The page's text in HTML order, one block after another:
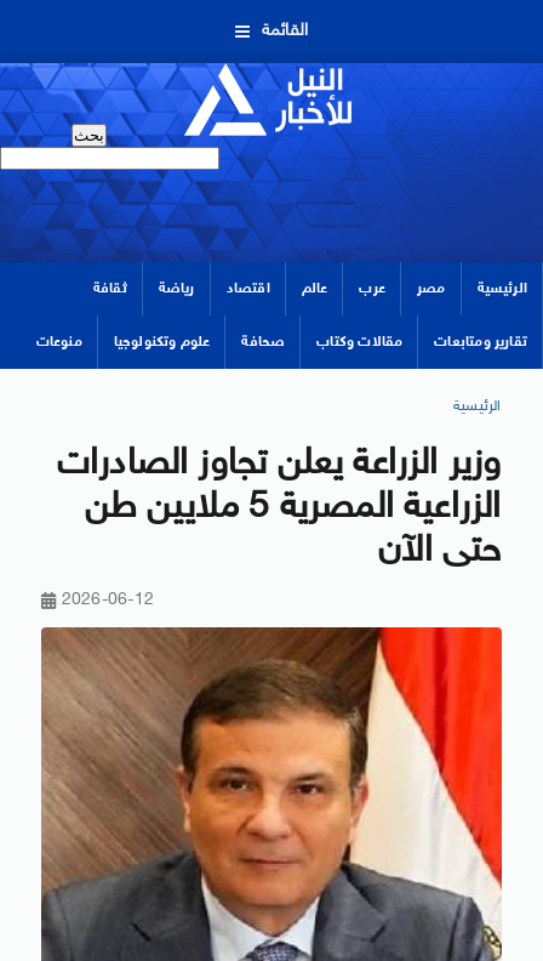
القائمة
الرئيسية مصر عرب عالم اقتصاد رياضة ثقافة
تقارير ومتابعات مقالات وكتاب صحافة علوم وتكنولوجيا منوعات
الرئيسية
وزير الزراعة يعلن تجاوز الصادرات
الزراعية المصرية 5 ملايين طن
حتى الآن
2026-06-12